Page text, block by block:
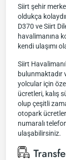
Siirt şehir
oldukça
D370 ve Siirt
havalimanına
kendi ulaşımı
Siirt
bulunmaktadır
yolcular için
ücretleri, kalış
olup çeşitli
otopark
numaralı
ulaşabilirsiniz.